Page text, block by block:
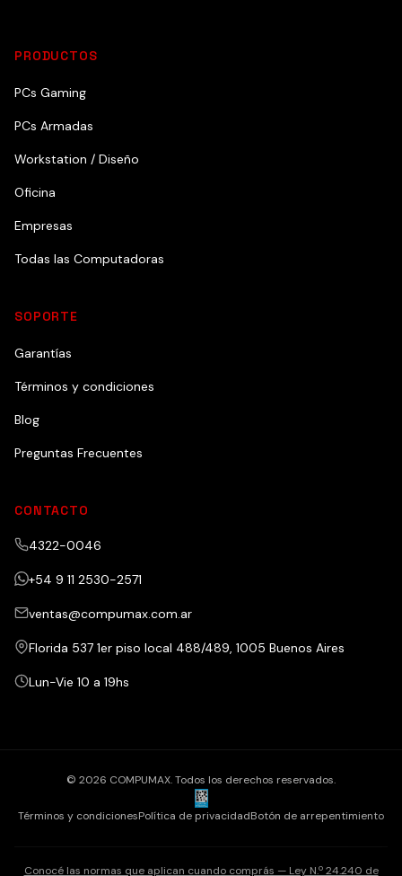
PRODUCTOS
PCs Gaming
PCs Armadas
Workstation / Diseño
Oficina
Empresas
Todas las Computadoras
SOPORTE
Garantías
Términos y condiciones
Blog
Preguntas Frecuentes
CONTACTO
4322-0046
+54 9 11 2530-2571
ventas@compumax.com.ar
Florida 537 1er piso local 488/489, 1005 Buenos Aires
Lun-Vie 10 a 19hs
© 2026 COMPUMAX. Todos los derechos reservados.
Términos y condicionesPolítica de privacidadBotón de arrepentimiento
Conocé las normas que aplican cuando comprás — Ley N.º 24.240 de